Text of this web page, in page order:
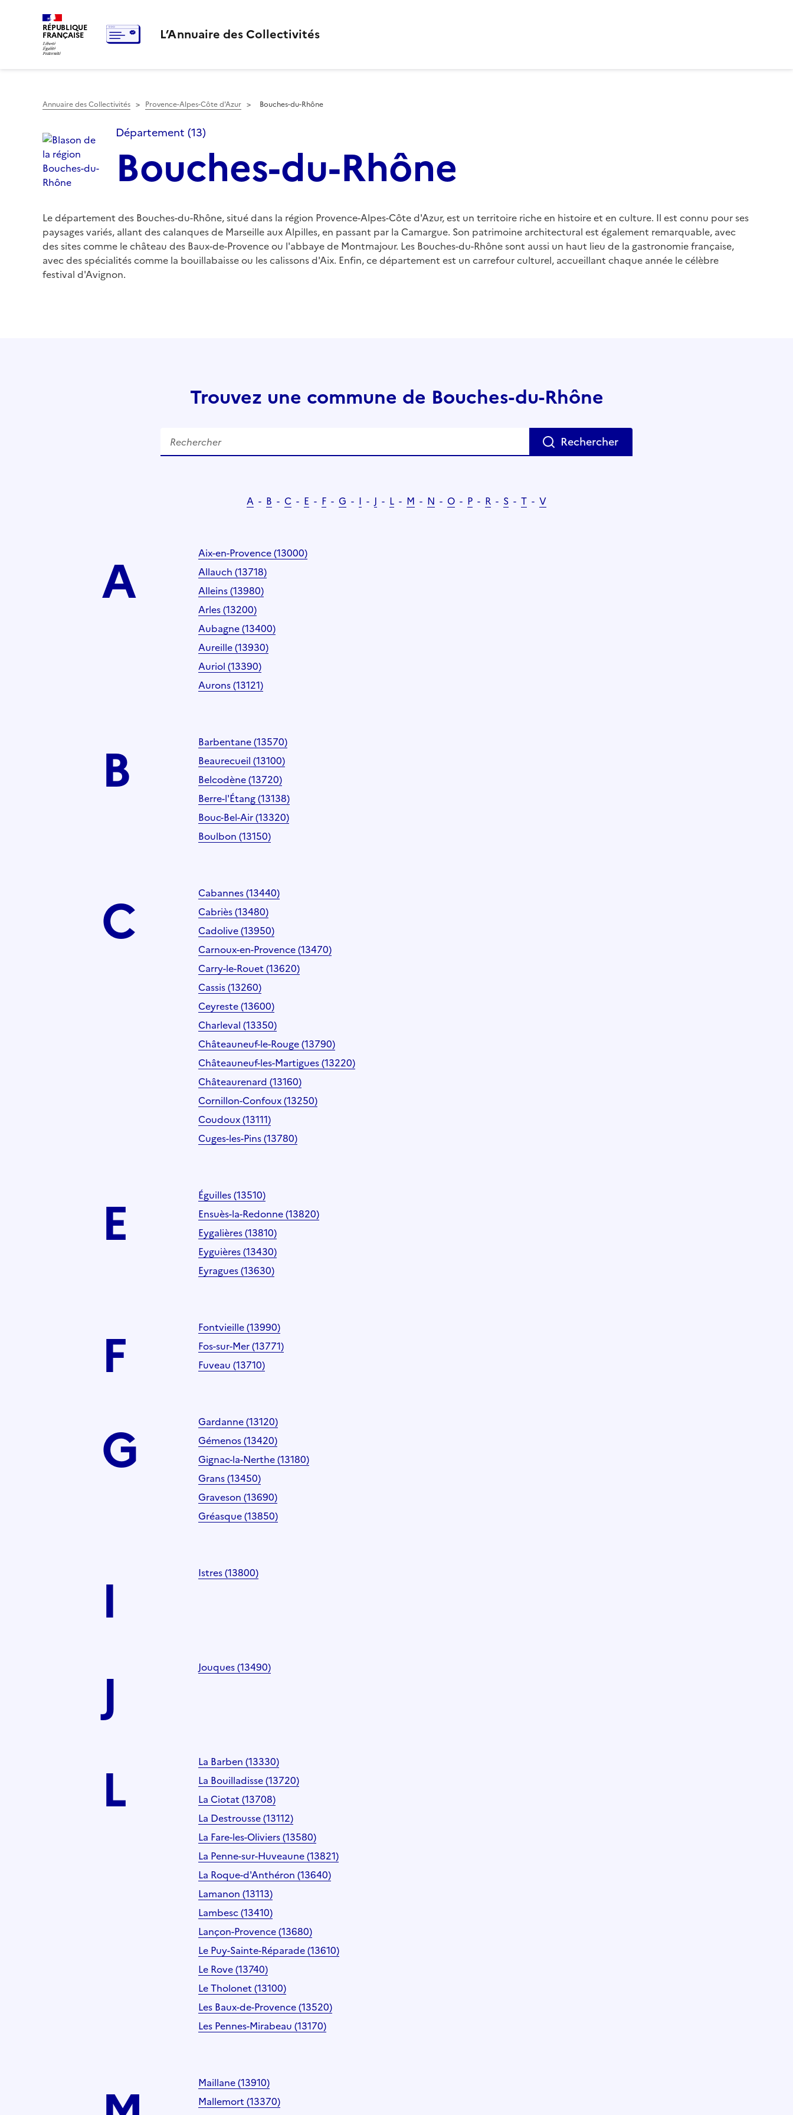
RÉPUBLIQUE
FRANÇAISE L’Annuaire des Collectivités
Annuaire des Collectivités > Provence-Alpes-Côte d'Azur > Bouches-du-Rhône
Département (13)
Bouches-du-Rhône
Le département des Bouches-du-Rhône, situé dans la région Provence-Alpes-Côte d'Azur, est un territoire riche en histoire et en culture. Il est connu pour ses
paysages variés, allant des calanques de Marseille aux Alpilles, en passant par la Camargue. Son patrimoine architectural est également remarquable, avec
des sites comme le château des Baux-de-Provence ou l'abbaye de Montmajour. Les Bouches-du-Rhône sont aussi un haut lieu de la gastronomie française,
avec des spécialités comme la bouillabaisse ou les calissons d'Aix. Enfin, ce département est un carrefour culturel, accueillant chaque année le célèbre
festival d'Avignon.
Trouvez une commune de Bouches-du-Rhône
Rechercher
A - B - C - E - F - G - I - J - L - M - N - O - P - R - S - T - V
A
Aix-en-Provence (13000)
Allauch (13718)
Alleins (13980)
Arles (13200)
Aubagne (13400)
Aureille (13930)
Auriol (13390)
Aurons (13121)
B
Barbentane (13570)
Beaurecueil (13100)
Belcodène (13720)
Berre-l'Étang (13138)
Bouc-Bel-Air (13320)
Boulbon (13150)
C
Cabannes (13440)
Cabriès (13480)
Cadolive (13950)
Carnoux-en-Provence (13470)
Carry-le-Rouet (13620)
Cassis (13260)
Ceyreste (13600)
Charleval (13350)
Châteauneuf-le-Rouge (13790)
Châteauneuf-les-Martigues (13220)
Châteaurenard (13160)
Cornillon-Confoux (13250)
Coudoux (13111)
Cuges-les-Pins (13780)
E
Éguilles (13510)
Ensuès-la-Redonne (13820)
Eygalières (13810)
Eyguières (13430)
Eyragues (13630)
F
Fontvieille (13990)
Fos-sur-Mer (13771)
Fuveau (13710)
G
Gardanne (13120)
Gémenos (13420)
Gignac-la-Nerthe (13180)
Grans (13450)
Graveson (13690)
Gréasque (13850)
I Istres (13800)
J Jouques (13490)
L
La Barben (13330)
La Bouilladisse (13720)
La Ciotat (13708)
La Destrousse (13112)
La Fare-les-Oliviers (13580)
La Penne-sur-Huveaune (13821)
La Roque-d'Anthéron (13640)
Lamanon (13113)
Lambesc (13410)
Lançon-Provence (13680)
Le Puy-Sainte-Réparade (13610)
Le Rove (13740)
Le Tholonet (13100)
Les Baux-de-Provence (13520)
Les Pennes-Mirabeau (13170)
Maillane (13910)
Mallemort (13370)